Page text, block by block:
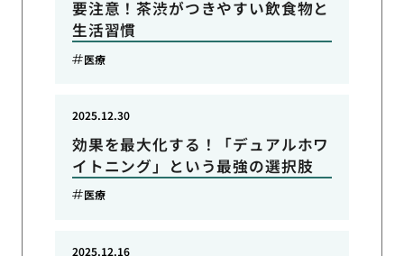
要注意！茶渋がつきやすい飲食物と
生活習慣
医療
効果を最大化する！「デュアルホワ
イトニング」という最強の選択肢
2025.12.30
医療
2025.12.16